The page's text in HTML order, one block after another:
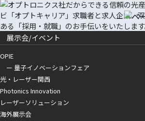
展示会/イベント
OPIE
ー 量子イノベーションフェア
光・レーザー関西
Photonics Innovation
レーザーソリューション
海外展示会